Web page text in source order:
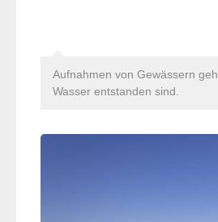
Aufnahmen von Gewässern
Wasser entstanden sind.